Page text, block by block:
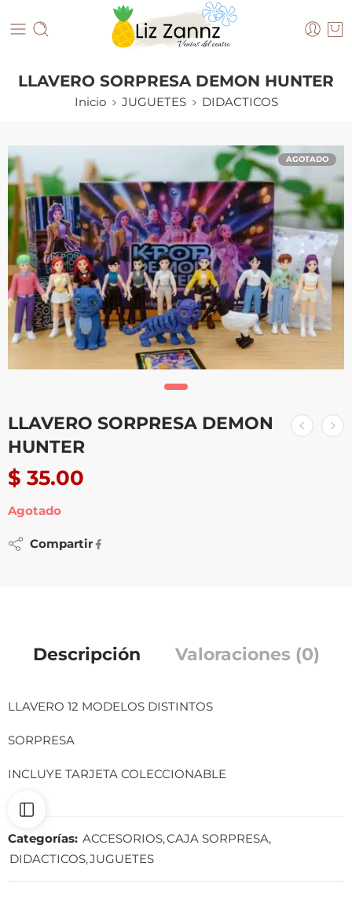
LLAVERO SORPRESA DEMON HUNTER
Inicio JUGUETES DIDACTICOS
AGOTADO
LLAVERO SORPRESA DEMON
HUNTER
$ 35.00
Agotado
Compartir
Descripción Valoraciones (0)
LLAVERO 12 MODELOS DISTINTOS
SORPRESA
INCLUYE TARJETA COLECCIONABLE
Categorías: ACCESORIOS,CAJA SORPRESA,
DIDACTICOS,JUGUETES